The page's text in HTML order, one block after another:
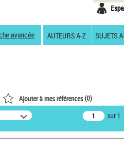
avancée AUTEURS A-Z SUJETS
Ajouter à mes références(0)
sur 1